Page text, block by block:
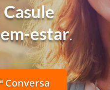
Casule
estar.
Conversa